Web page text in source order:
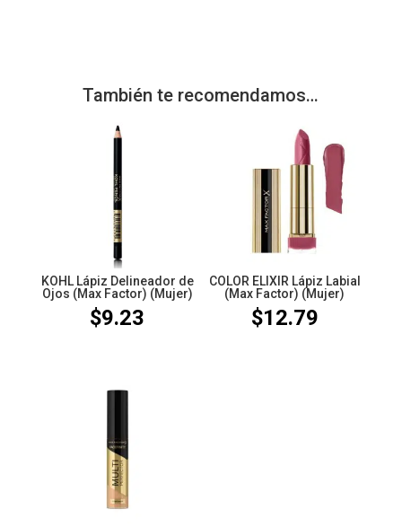
También te recomendamos…
KOHL Lápiz Delineador de
Ojos (Max Factor) (Mujer)
$9.23
COLOR ELIXIR Lápiz Labial
(Max Factor) (Mujer)
$12.79